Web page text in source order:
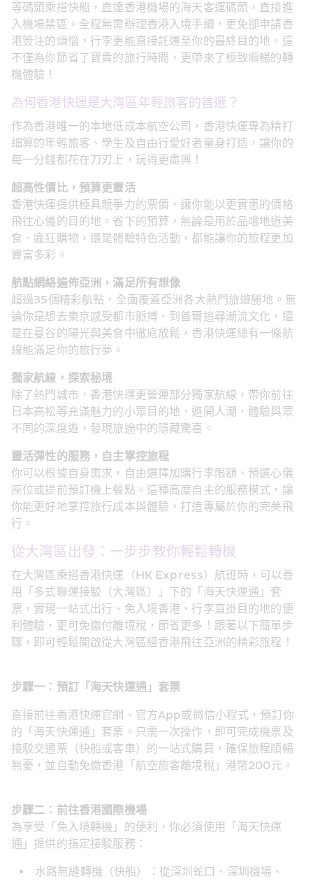
等碼頭乘搭快船，直達香港機場的海天客運碼頭，直接進
入機場禁區。全程無需辦理香港入境手續，更免卻申請香
港簽注的煩惱，行李更能直接託運至你的最終目的地。這
不僅為你節省了寶貴的旅行時間，更帶來了極致順暢的轉
機體驗！
為何香港快運是大灣區年輕旅客的首選？
作為香港唯一的本地低成本航空公司，香港快運專為精打
細算的年輕旅客、學生及自由行愛好者量身打造，讓你的
每一分錢都花在刀刃上，玩得更盡興！
超高性價比，預算更靈活
香港快運提供極具競爭力的票價，讓你能以更實惠的價格
飛往心儀的目的地。省下的預算，無論是用於品嚐地道美
食、瘋狂購物，還是體驗特色活動，都能讓你的旅程更加
豐富多彩。
航點網絡遍佈亞洲，滿足所有想像
超過35個精彩航點，全面覆蓋亞洲各大熱門旅遊勝地。無
論你是想去東京感受都市脈搏、到首爾追尋潮流文化，還
是在曼谷的陽光與美食中徹底放鬆，香港快運總有一條航
線能滿足你的旅行夢。
獨家航線，探索秘境
除了熱門城市，香港快運更營運部分獨家航線，帶你前往
日本高松等充滿魅力的小眾目的地，避開人潮，體驗與眾
不同的深度遊，發現旅途中的隱藏驚喜。
靈活彈性的服務，自主掌控旅程
你可以根據自身需求，自由選擇加購行李限額、預選心儀
座位或提前預訂機上餐點。這種高度自主的服務模式，讓
你能更好地掌控旅行成本與體驗，打造專屬於你的完美飛
行。
從大灣區出發：一步步教你輕鬆轉機
在大灣區乘搭香港快運（HK Express）航班時，可以善
用「多式聯運接駁（大灣區）」下的「海天快運通」套
票，實現一站式出行、免入境香港、行李直掛目的地的便
利體驗，更可免繳付離境稅，節省更多！跟著以下簡單步
驟，即可輕鬆開啟從大灣區經香港飛往亞洲的精彩旅程！
步驟一：預訂「海天快運通」套票
直接前往香港快運官網、官方App或微信小程式，預訂你
的「海天快運通」套票。只需一次操作，即可完成機票及
接駁交通票（快船或客車）的一站式購買，確保旅程順暢
無憂，並自動免繳香港「航空旅客離境稅」港幣200元。
步驟二：前往香港國際機場
為享受「免入境轉機」的便利，你必須使用「海天快運
通」提供的指定接駁服務：
水路無縫轉機（快船）：從深圳蛇口、深圳機場、